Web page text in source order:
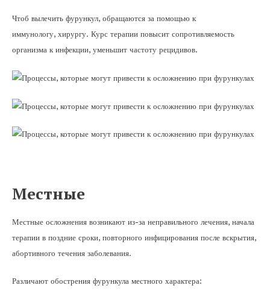
Чтоб вылечить фурункул, обращаются за помощью к
иммунологу, хирургу. Курс терапии повысит сопротивляемость
организма к инфекции, уменьшит частоту рецидивов.
Местные
Местные осложнения возникают из-за неправильного лечения, начала
терапии в поздние сроки, повторного инфицирования после вскрытия,
абортивного течения заболевания.
Различают обострения фурункула местного характера: